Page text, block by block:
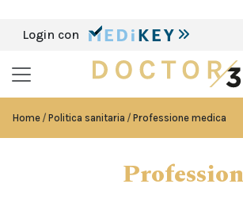
Login con
Home Politica sanitaria Professione medica